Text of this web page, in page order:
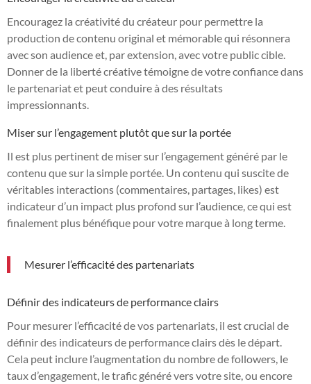
Encouragez la créativité du créateur pour permettre la
production de contenu original et mémorable qui résonnera
avec son audience et, par extension, avec votre public cible.
Donner de la liberté créative témoigne de votre confiance dans
le partenariat et peut conduire à des résultats
impressionnants.
Miser sur l’engagement plutôt que sur la portée
Il est plus pertinent de miser sur l’engagement généré par le
contenu que sur la simple portée. Un contenu qui suscite de
véritables interactions (commentaires, partages, likes) est
indicateur d’un impact plus profond sur l’audience, ce qui est
finalement plus bénéfique pour votre marque à long terme.
Mesurer l’efficacité des partenariats
Définir des indicateurs de performance clairs
Pour mesurer l’efficacité de vos partenariats, il est crucial de
définir des indicateurs de performance clairs dès le départ.
Cela peut inclure l’augmentation du nombre de followers, le
taux d’engagement, le trafic généré vers votre site, ou encore